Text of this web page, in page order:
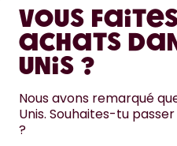
EN SAVOIR PLUS
AIDE
NOUS CONTACTER
Vous
achats
Unis ?
Nous avons remarqué
Unis. Souhaites-tu
?